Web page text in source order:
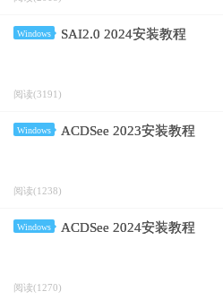
Windows SAI2.0 2024安装教程
阅读(3191)
Windows ACDSee 2023安装教程
阅读(1238)
Windows ACDSee 2024安装教程
阅读(1270)